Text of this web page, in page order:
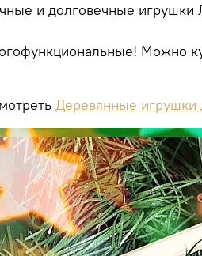
и долговечные
Можно
Деревянные игрушки